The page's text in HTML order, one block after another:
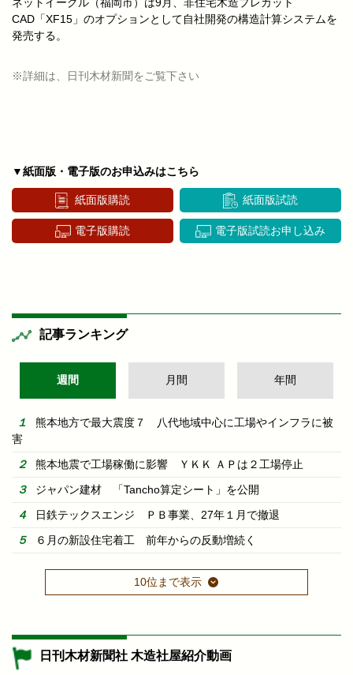
CAD「XF15」のオプションとして自社開発の構造計算システムを
発売する。
※詳細は、日刊木材新聞をご覧下さい
▼紙面版・電子版のお申込みはこちら
紙面版購読 紙面版試読
電子版購読 電子版試読お申し込み
記事ランキング
週間 月間 年間
熊本地方で最大震度７ 八代地域中心に工場やインフラに被
害
熊本地震で工場稼働に影響 ＹＫＫ ＡＰは２工場停止
ジャパン建材 「Tancho算定シート」を公開
日鉄テックスエンジ ＰＢ事業、27年１月で撤退
６月の新設住宅着工 前年からの反動増続く
10位まで表示
日刊木材新聞社 木造社屋紹介動画